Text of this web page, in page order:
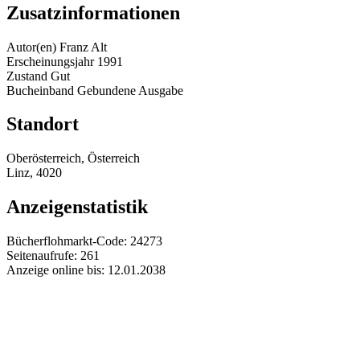
Zusatzinformationen
Autor(en) Franz Alt
Erscheinungsjahr 1991
Zustand Gut
Bucheinband Gebundene Ausgabe
Standort
Oberösterreich, Österreich
Linz, 4020
Anzeigenstatistik
Bücherflohmarkt-Code: 24273
Seitenaufrufe: 261
Anzeige online bis: 12.01.2038